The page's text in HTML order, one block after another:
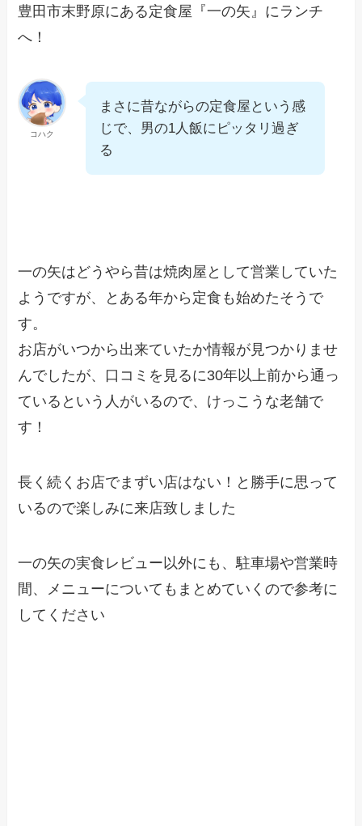
豊田市末野原にある定食屋『一の矢』にランチ
へ！
コハク
まさに昔ながらの定食屋という感
じで、男の1人飯にピッタリ過ぎ
る
一の矢はどうやら昔は焼肉屋として営業していた
ようですが、とある年から定食も始めたそうで
す。
お店がいつから出来ていたか情報が見つかりませ
んでしたが、口コミを見るに30年以上前から通っ
ているという人がいるので、けっこうな老舗で
す！
長く続くお店でまずい店はない！と勝手に思って
いるので楽しみに来店致しました
一の矢の実食レビュー以外にも、駐車場や営業時
間、メニューについてもまとめていくので参考に
してください